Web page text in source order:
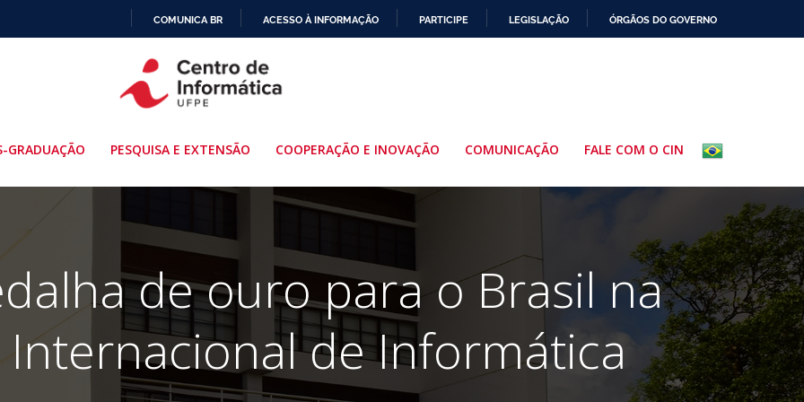
PARA
O
COMUNICA BR ACESSO À INFORMAÇÃO PARTICIPE LEGISLAÇÃO ÓRGÃOS DO GOVERNO
GRADUAÇÃO PESQUISA E EXTENSÃO COOPERAÇÃO E INOVAÇÃO COMUNICAÇÃO FALE COM O CIN
de ouro para o Brasil na
de Informática